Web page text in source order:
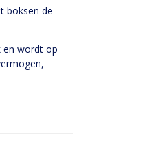
boksen de
en wordt op